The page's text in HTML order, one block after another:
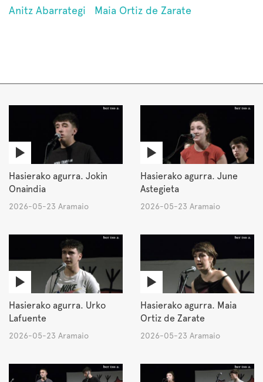
Anitz Abarrategi Maia Ortiz de Zarate
Hasierako agurra. Jokin
Onaindia
2026-05-23 Aramaio
Hasierako agurra. June
Astegieta
2026-05-23 Aramaio
Hasierako agurra. Urko
Lafuente
2026-05-23 Aramaio
Hasierako agurra. Maia
Ortiz de Zarate
2026-05-23 Aramaio